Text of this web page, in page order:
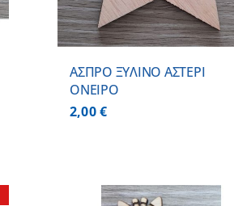
ΑΣΠΡΟ ΞΥΛΙΝΟ ΑΣΤΕΡΙ
ΟΝΕΙΡΟ
2,00€